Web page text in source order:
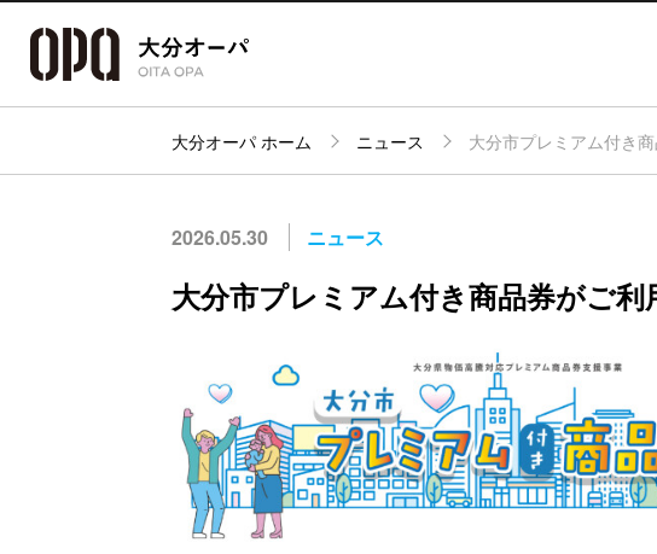
パーキング
イ
大分オーパ ホーム ニュース 大分市プレミアム付き
2026.05.30 ニュース
大分市プレミアム付き商品券がご